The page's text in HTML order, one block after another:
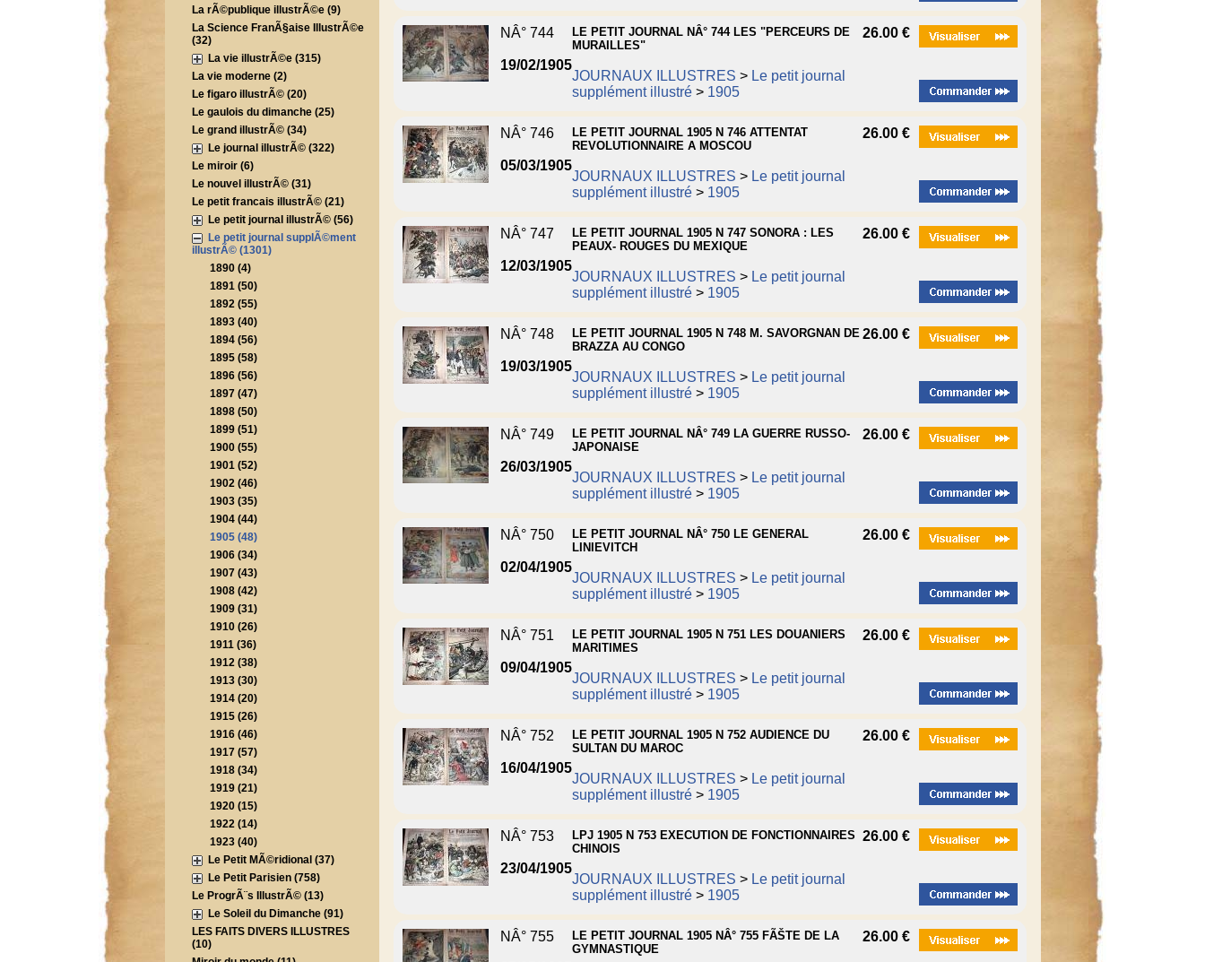
La rÃ©publique illustrÃ©e (9)
La Science FranÃ§aise IllustrÃ©e
(32)
La vie illustrÃ©e (315)
La vie moderne (2)
Le figaro illustrÃ© (20)
Le gaulois du dimanche (25)
Le grand illustrÃ© (34)
Le journal illustrÃ© (322)
Le miroir (6)
Le nouvel illustrÃ© (31)
Le petit francais illustrÃ© (21)
Le petit journal illustrÃ© (56)
Le petit journal supplÃ©ment
illustrÃ© (1301)
1890 (4)
1891 (50)
1892 (55)
1893 (40)
1894 (56)
1895 (58)
1896 (56)
1897 (47)
1898 (50)
1899 (51)
1900 (55)
1901 (52)
1902 (46)
1903 (35)
1904 (44)
1905 (48)
1906 (34)
1907 (43)
1908 (42)
1909 (31)
1910 (26)
1911 (36)
1912 (38)
1913 (30)
1914 (20)
1915 (26)
1916 (46)
1917 (57)
1918 (34)
1919 (21)
1920 (15)
1922 (14)
1923 (40)
Le Petit MÃ©ridional (37)
Le Petit Parisien (758)
Le ProgrÃ¨s IllustrÃ© (13)
Le Soleil du Dimanche (91)
LES FAITS DIVERS ILLUSTRES
(10)
NÂ° 744
19/02/1905
LE PETIT JOURNAL NÂ° 744 LES "PERCEURS DE
MURAILLES"
JOURNAUX ILLUSTRES > Le petit journal
supplément illustré> 1905
26.00 €
NÂ° 746
05/03/1905
LE PETIT JOURNAL 1905 N 746 ATTENTAT
REVOLUTIONNAIRE A MOSCOU
JOURNAUX ILLUSTRES > Le petit journal
supplément illustré> 1905
26.00 €
NÂ° 747
12/03/1905
LE PETIT JOURNAL 1905 N 747 SONORA : LES
PEAUX- ROUGES DU MEXIQUE
JOURNAUX ILLUSTRES > Le petit journal
supplément illustré> 1905
26.00 €
NÂ° 748
19/03/1905
LE PETIT JOURNAL 1905 N 748 M. SAVORGNAN DE
BRAZZA AU CONGO
JOURNAUX ILLUSTRES > Le petit journal
supplément illustré> 1905
26.00 €
NÂ° 749
26/03/1905
LE PETIT JOURNAL NÂ° 749 LA GUERRE RUSSO-
JAPONAISE
JOURNAUX ILLUSTRES > Le petit journal
supplément illustré> 1905
26.00 €
NÂ° 750
02/04/1905
LE PETIT JOURNAL NÂ° 750 LE GENERAL
LINIEVITCH
JOURNAUX ILLUSTRES > Le petit journal
supplément illustré> 1905
26.00 €
NÂ° 751
09/04/1905
LE PETIT JOURNAL 1905 N 751 LES DOUANIERS
MARITIMES
JOURNAUX ILLUSTRES > Le petit journal
supplément illustré> 1905
26.00 €
NÂ° 752
16/04/1905
LE PETIT JOURNAL 1905 N 752 AUDIENCE DU
SULTAN DU MAROC
JOURNAUX ILLUSTRES > Le petit journal
supplément illustré> 1905
26.00 €
NÂ° 753
23/04/1905
LPJ 1905 N 753 EXECUTION DE FONCTIONNAIRES
CHINOIS
JOURNAUX ILLUSTRES > Le petit journal
supplément illustré> 1905
26.00 €
NÂ° 755
LE PETIT JOURNAL 1905 NÂ° 755 FÃŠTE DE LA
GYMNASTIQUE
26.00 €